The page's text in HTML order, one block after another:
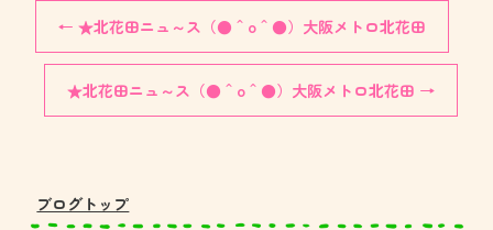
← ★北花田ニュ～ス（●＾o＾●）大阪メトロ北花田
★北花田ニュ～ス（●＾o＾●）大阪メトロ北花田 →
ブログトップ